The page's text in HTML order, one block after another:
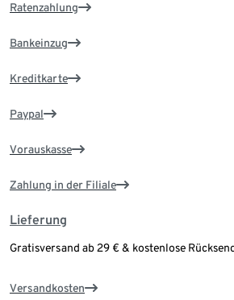
Ratenzahlung
Bankeinzug
Kreditkarte
Paypal
Vorauskasse
Zahlung in der Filiale
Lieferung
Gratisversand ab 29 € & kostenlose
Versandkosten